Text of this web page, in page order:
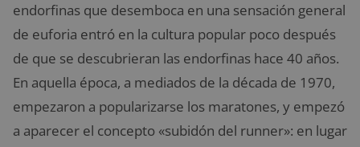
endorfinas que desemboca en una sensación general
de euforia entró en la cultura popular poco después
de que se descubrieran las endorfinas hace 40 años.
En aquella época, a mediados de la década de 1970,
empezaron a popularizarse los maratones, y empezó
a aparecer el concepto «subidón del runner»: en lugar